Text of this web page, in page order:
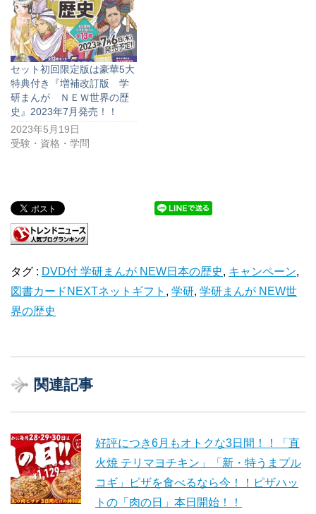
セット初回限定版は豪華5大
特典付き『増補改訂版 学
研まんが ＮＥＷ世界の歴
史』2023年7月発売！！
2023年5月19日
受験・資格・学問
タグ : DVD付 学研まんが NEW日本の歴史, キャンペーン,
図書カードNEXTネットギフト , 学研, 学研まんが NEW世
界の歴史
関連記事
好評につき6月もオトクな3日間！！「直
火焼 テリマヨチキン」「新・特うまプル
コギ」ピザを食べるなら今！！ピザハッ
トの「肉の日」本日開始！！